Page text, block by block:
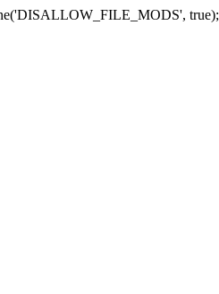
true);